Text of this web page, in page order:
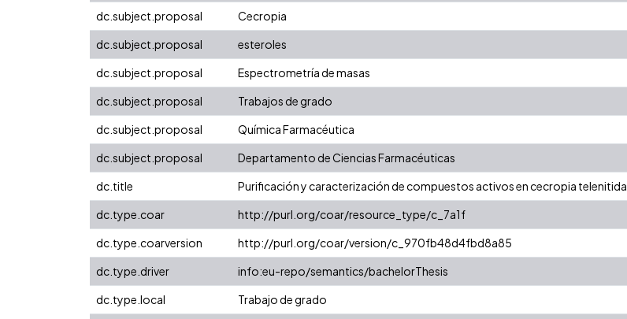
dc.subject.proposal
Cecropia
dc.subject.proposal
esteroles
dc.subject.proposal
Espectrometría de masas
dc.subject.proposal
Trabajos de grado
dc.subject.proposal
Química Farmacéutica
dc.subject.proposal
Departamento de Ciencias Farmacéuticas
dc.title
Purificación y caracterización de compuestos activos en cecropia telenitida
dc.type.coar
http://purl.org/coar/resource_type/c_7a1f
dc.type.coarversion
http://purl.org/coar/version/c_970fb48d4fbd8a85
dc.type.driver
info:eu-repo/semantics/bachelorThesis
dc.type.local
Trabajo de grado